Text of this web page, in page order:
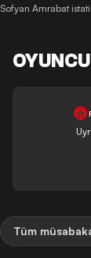
Sofyan Amrabat
Tüm